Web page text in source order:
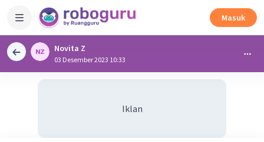
Masuk
Novita Z
03 Desember 2023 10:33
Iklan